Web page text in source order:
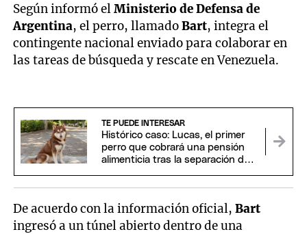
Según informó elMinisterio de Defensa de
Argentina, el perro, llamadoBart, integra el
contingente nacional enviado para colaborar en
las tareas de búsqueda y rescate en Venezuela.
TE PUEDE INTERESAR
Histórico caso: Lucas, el primer
perro que cobrará una pensión
alimenticia tras la separación de
De acuerdo con la información oficial,Bart
ingresó a un túnel abierto dentro de una